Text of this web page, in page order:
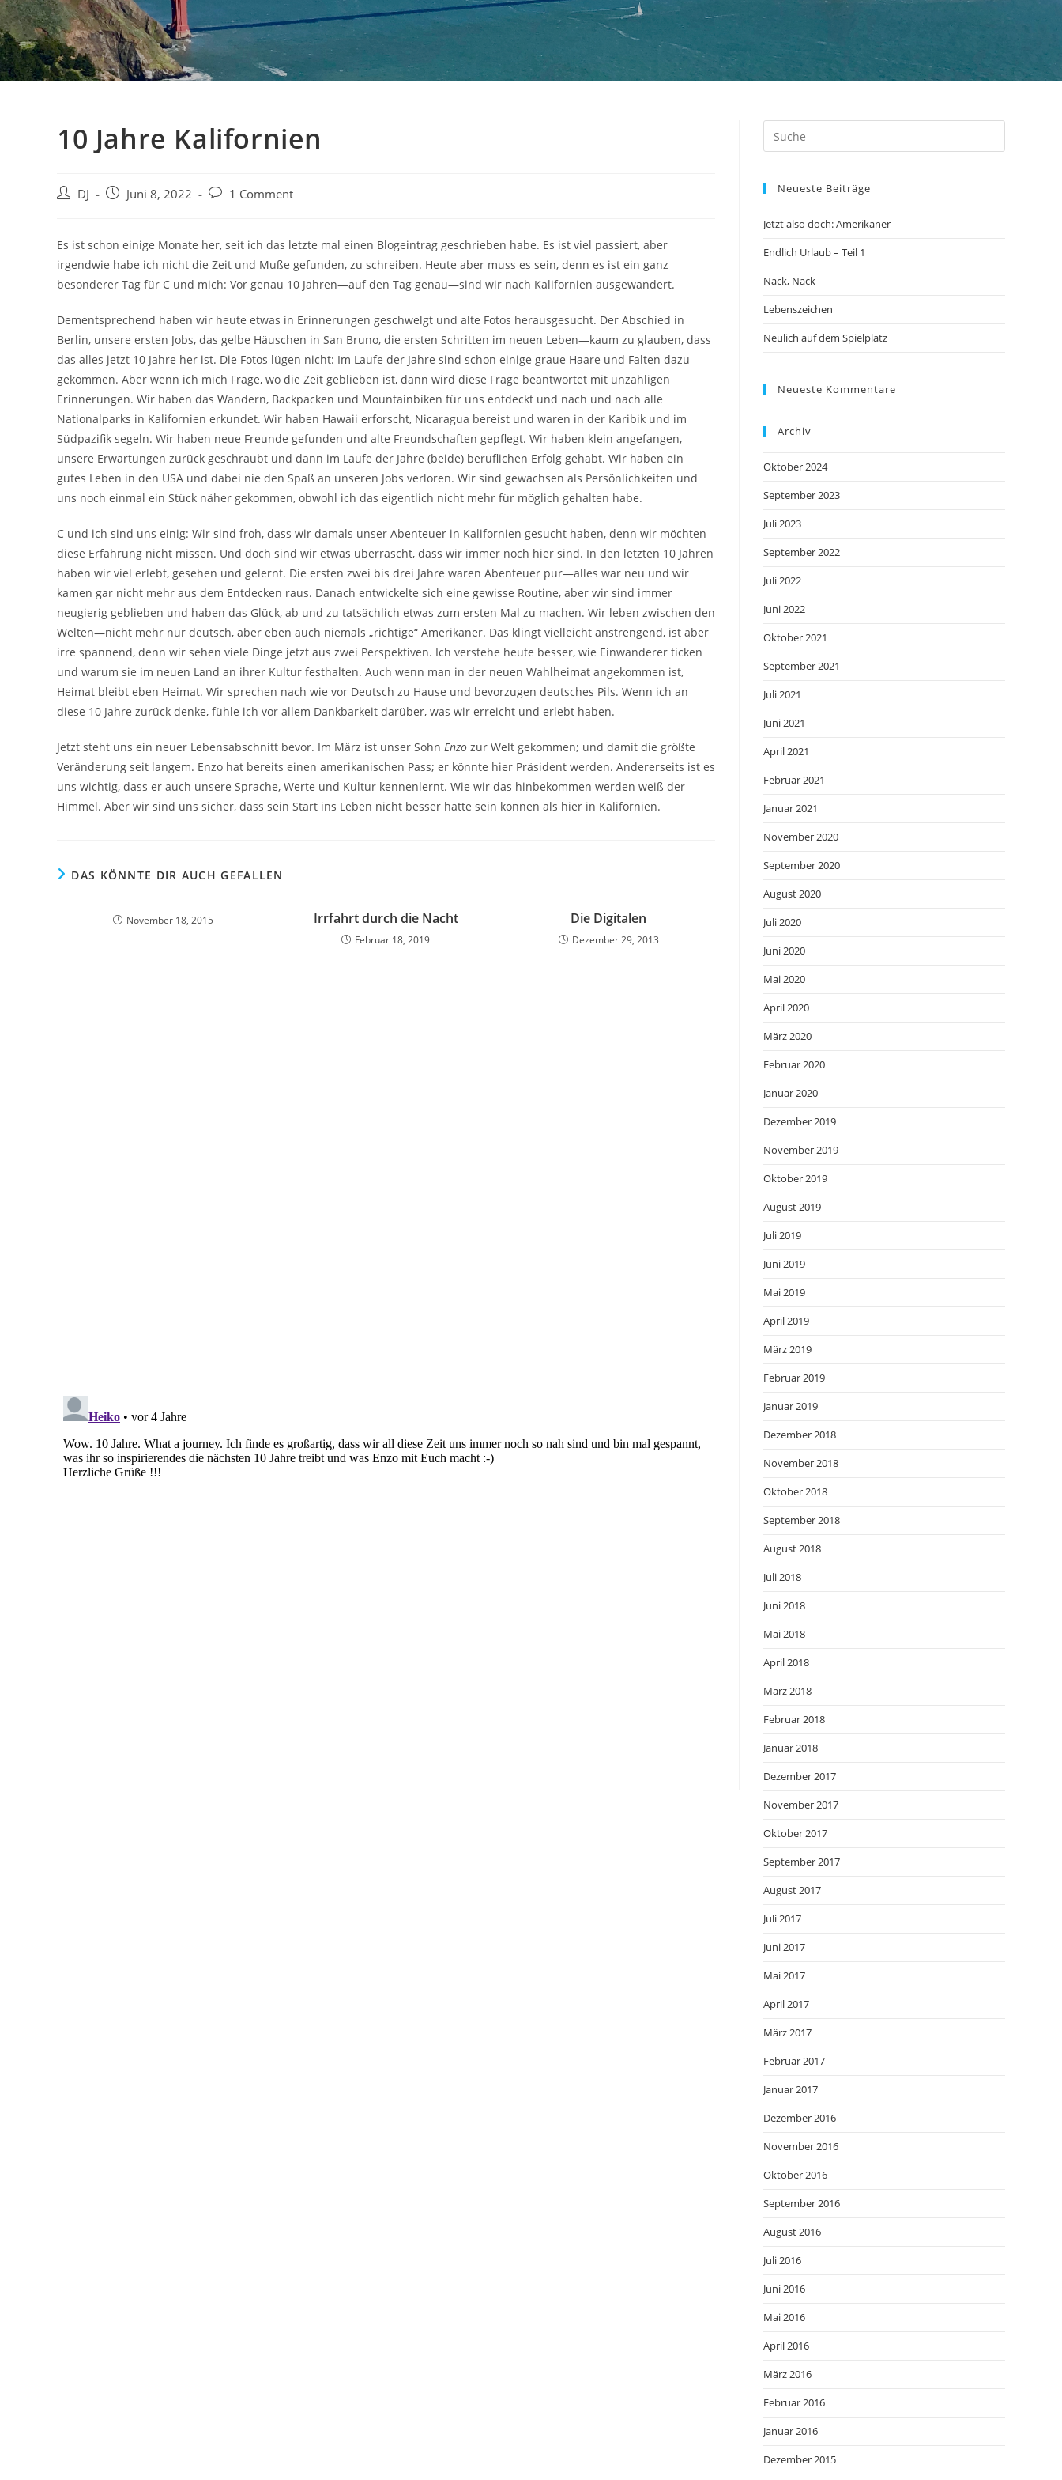
10 Jahre Kalifornien
Beitrags-
DJ
BeitragJuni 8, 2022
Beitrags-
1 Comment
Es ist schon einige Monate her, seit ich das letzte mal einen Blogeintrag geschrieben habe. Es ist viel passiert, aber
irgendwie habe ich nicht die Zeit und Muße gefunden, zu schreiben. Heute aber muss es sein, denn es ist ein ganz
besonderer Tag für C und mich: Vor genau 10 Jahren—auf den Tag genau—sind wir nach Kalifornien ausgewandert.
Dementsprechend haben wir heute etwas in Erinnerungen geschwelgt und alte Fotos herausgesucht. Der Abschied in
Berlin, unsere ersten Jobs, das gelbe Häuschen in San Bruno, die ersten Schritten im neuen Leben—kaum zu glauben, dass
das alles jetzt 10 Jahre her ist. Die Fotos lügen nicht: Im Laufe der Jahre sind schon einige graue Haare und Falten dazu
gekommen. Aber wenn ich mich Frage, wo die Zeit geblieben ist, dann wird diese Frage beantwortet mit unzähligen
Erinnerungen. Wir haben das Wandern, Backpacken und Mountainbiken für uns entdeckt und nach und nach alle
Nationalparks in Kalifornien erkundet. Wir haben Hawaii erforscht, Nicaragua bereist und waren in der Karibik und im
Südpazifik segeln. Wir haben neue Freunde gefunden und alte Freundschaften gepflegt. Wir haben klein angefangen,
unsere Erwartungen zurück geschraubt und dann im Laufe der Jahre (beide) beruflichen Erfolg gehabt. Wir haben ein
gutes Leben in den USA und dabei nie den Spaß an unseren Jobs verloren. Wir sind gewachsen als Persönlichkeiten und
uns noch einmal ein Stück näher gekommen, obwohl ich das eigentlich nicht mehr für möglich gehalten habe.
C und ich sind uns einig: Wir sind froh, dass wir damals unser Abenteuer in Kalifornien gesucht haben, denn wir möchten
diese Erfahrung nicht missen. Und doch sind wir etwas überrascht, dass wir immer noch hier sind. In den letzten 10 Jahren
haben wir viel erlebt, gesehen und gelernt. Die ersten zwei bis drei Jahre waren Abenteuer pur—alles war neu und wir
kamen gar nicht mehr aus dem Entdecken raus. Danach entwickelte sich eine gewisse Routine, aber wir sind immer
neugierig geblieben und haben das Glück, ab und zu tatsächlich etwas zum ersten Mal zu machen. Wir leben zwischen den
Welten—nicht mehr nur deutsch, aber eben auch niemals „richtige“ Amerikaner. Das klingt vielleicht anstrengend, ist aber
irre spannend, denn wir sehen viele Dinge jetzt aus zwei Perspektiven. Ich verstehe heute besser, wie Einwanderer ticken
und warum sie im neuen Land an ihrer Kultur festhalten. Auch wenn man in der neuen Wahlheimat angekommen ist,
Heimat bleibt eben Heimat. Wir sprechen nach wie vor Deutsch zu Hause und bevorzugen deutsches Pils. Wenn ich an
diese 10 Jahre zurück denke, fühle ich vor allem Dankbarkeit darüber, was wir erreicht und erlebt haben.
Jetzt steht uns ein neuer Lebensabschnitt bevor. Im März ist unser Sohn Enzo zur Welt gekommen; und damit die größte
Veränderung seit langem. Enzo hat bereits einen amerikanischen Pass; er könnte hier Präsident werden. Andererseits ist es
uns wichtig, dass er auch unsere Sprache, Werte und Kultur kennenlernt. Wie wir das hinbekommen werden weiß der
Himmel. Aber wir sind uns sicher, dass sein Start ins Leben nicht besser hätte sein können als hier in Kalifornien.
DAS KÖNNTE DIR AUCH GEFALLEN
November 18, 2015 Irrfahrt durch die Nacht
Februar 18, 2019
Die Digitalen
Dezember 29, 2013
Neueste Beiträge
Jetzt also doch: Amerikaner
Endlich Urlaub – Teil 1
Nack, Nack
Lebenszeichen
Neulich auf dem Spielplatz
Neueste Kommentare
Archiv
Oktober 2024
September 2023
Juli 2023
September 2022
Juli 2022
Juni 2022
Oktober 2021
September 2021
Juli 2021
Juni 2021
April 2021
Februar 2021
Januar 2021
November 2020
September 2020
August 2020
Juli 2020
Juni 2020
Mai 2020
April 2020
März 2020
Februar 2020
Januar 2020
Dezember 2019
November 2019
Oktober 2019
August 2019
Juli 2019
Juni 2019
Mai 2019
April 2019
März 2019
Februar 2019
Januar 2019
Dezember 2018
November 2018
Oktober 2018
September 2018
August 2018
Juli 2018
Juni 2018
Mai 2018
April 2018
März 2018
Februar 2018
Januar 2018
Dezember 2017
November 2017
Oktober 2017
September 2017
August 2017
Juli 2017
Juni 2017
Mai 2017
April 2017
März 2017
Februar 2017
Januar 2017
Dezember 2016
November 2016
Oktober 2016
September 2016
August 2016
Juli 2016
Juni 2016
Mai 2016
April 2016
März 2016
Februar 2016
Januar 2016
Dezember 2015